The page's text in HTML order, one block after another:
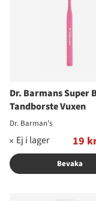
Dr. Barmans Super
Tandborste Vuxen
Dr. Barman’s
19
Ordinarie pris:
Bevaka